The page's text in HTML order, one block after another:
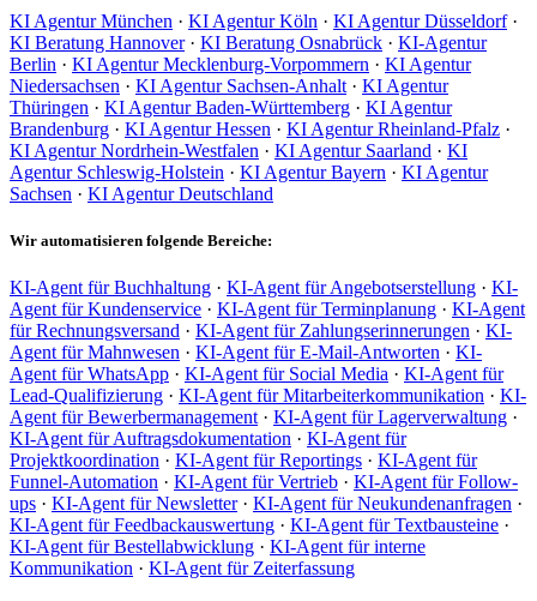
KI Agentur München · KI Agentur Köln · KI Agentur Düsseldorf·
KI Beratung Hannover· KI Beratung Osnabrück · KI-Agentur
Berlin · KI Agentur Mecklenburg-Vorpommern · KI Agentur
Niedersachsen · KI Agentur Sachsen-Anhalt · KI Agentur
Thüringen · KI Agentur Baden-Württemberg · KI Agentur
Brandenburg · KI Agentur Hessen · KI Agentur Rheinland-Pfalz ·
KI Agentur Nordrhein-Westfalen · KI Agentur Saarland · KI
Agentur Schleswig-Holstein · KI Agentur Bayern · KI Agentur
Sachsen · KI Agentur Deutschland
Wir automatisieren folgende Bereiche:
KI-Agent für Buchhaltung · KI-Agent für Angebotserstellung · KI-
Agent für Kundenservice · KI-Agent für Terminplanung · KI-Agent
für Rechnungsversand · KI-Agent für Zahlungserinnerungen · KI-
Agent für Mahnwesen · KI-Agent für E-Mail-Antworten · KI-
Agent für WhatsApp · KI-Agent für Social Media · KI-Agent für
Lead-Qualifizierung · KI-Agent für Mitarbeiterkommunikation · KI-
Agent für Bewerbermanagement· KI-Agent für Lagerverwaltung ·
KI-Agent für Auftragsdokumentation · KI-Agent für
Projektkoordination · KI-Agent für Reportings · KI-Agent für
Funnel-Automation · KI-Agent für Vertrieb · KI-Agent für Follow-
ups · KI-Agent für Newsletter· KI-Agent für Neukundenanfragen ·
KI-Agent für Feedbackauswertung · KI-Agent für Textbausteine ·
KI-Agent für Bestellabwicklung · KI-Agent für interne
Kommunikation · KI-Agent für Zeiterfassung